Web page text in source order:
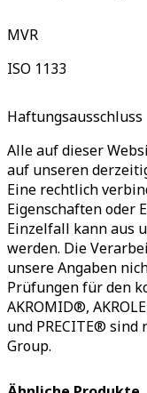
MVR
ISO 1133
Haftungsausschluss
Alle auf dieser
auf unseren
Eine rechtlich
Eigenschaften oder
Einzelfall kann aus
werden. Die
unsere Angaben
Prüfungen für den
AKROMID®,
und PRECITE®
Group.